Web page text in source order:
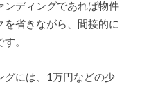
ンディングであれば物件
を省きながら、間接的に
。
グには、1万円などの少